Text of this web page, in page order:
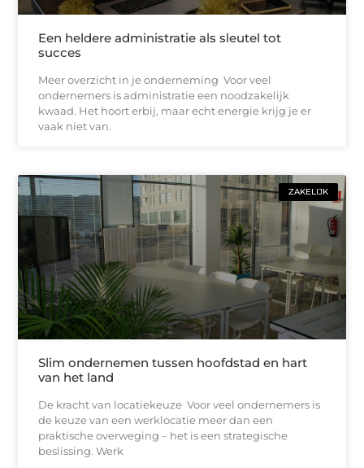
Een heldere administratie als sleutel tot
succes
Meer overzicht in je onderneming Voor veel
ondernemers is administratie een noodzakelijk
kwaad. Het hoort erbij, maar echt energie krijg je er
vaak niet van.
ZAKELIJK
Slim ondernemen tussen hoofdstad en hart
van het land
De kracht van locatiekeuze Voor veel ondernemers is
de keuze van een werklocatie meer dan een
praktische overweging – het is een strategische
beslissing. Werk